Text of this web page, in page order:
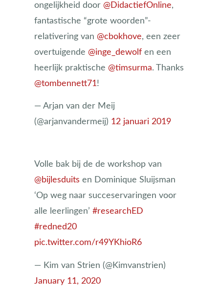
ongelijkheid door @DidactiefOnline,
fantastische “grote woorden”-
relativering van @cbokhove, een zeer
overtuigende @inge_dewolf en een
heerlijk praktische @timsurma. Thanks
@tombennett71!
— Arjan van der Meij
(@arjanvandermeij) 12 januari 2019
Volle bak bij de de workshop van
@bijlesduits ⁩ en Dominique Sluijsman
‘Op weg naar succeservaringen voor
alle leerlingen’ #researchED
#redned20
pic.twitter.com/r49YKhioR6
— Kim van Strien (@Kimvanstrien)
January 11, 2020